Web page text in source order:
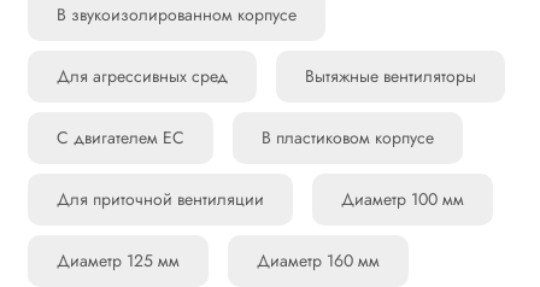
В звукоизолированном корпусе
Для агрессивных сред Вытяжные вентиляторы
С двигателем EC В пластиковом корпусе
Для приточной вентиляции Диаметр 100 мм
Диаметр 125 мм Диаметр 160 мм